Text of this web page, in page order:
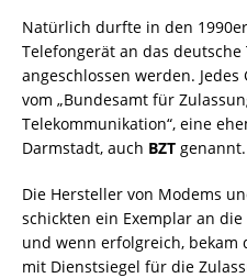
Natürlich durfte in den
Telefongerät an das
angeschlossen werden.
vom „Bundesamt für
Telekommunikation“, eine
Darmstadt, auch BZT genannt.
Die Hersteller von Modems
schickten ein Exemplar an
und wenn erfolgreich,
mit Dienstsiegel für die